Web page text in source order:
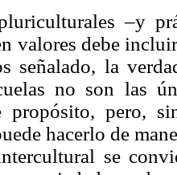
–y
valores debe
señalado, la
no son las
propósito, pero,
hacerlo de
se